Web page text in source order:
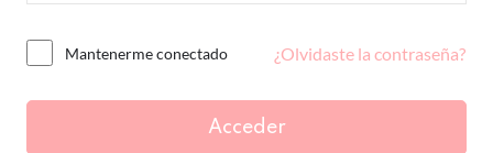
Mantenerme conectado ¿Olvidaste la contraseña?
Acceder